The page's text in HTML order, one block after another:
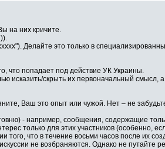
на них кричите.
Делайте это только в
что попадает под действие УК Украины.
исказить/скрыть их первоначальный смысл,
Ваш это опыт или чужой. Нет – не
- например, сообщения, содержащие
только для этих участников (особенно,
что в течение восьми часов после их
не возбраняются. Однако не путайте